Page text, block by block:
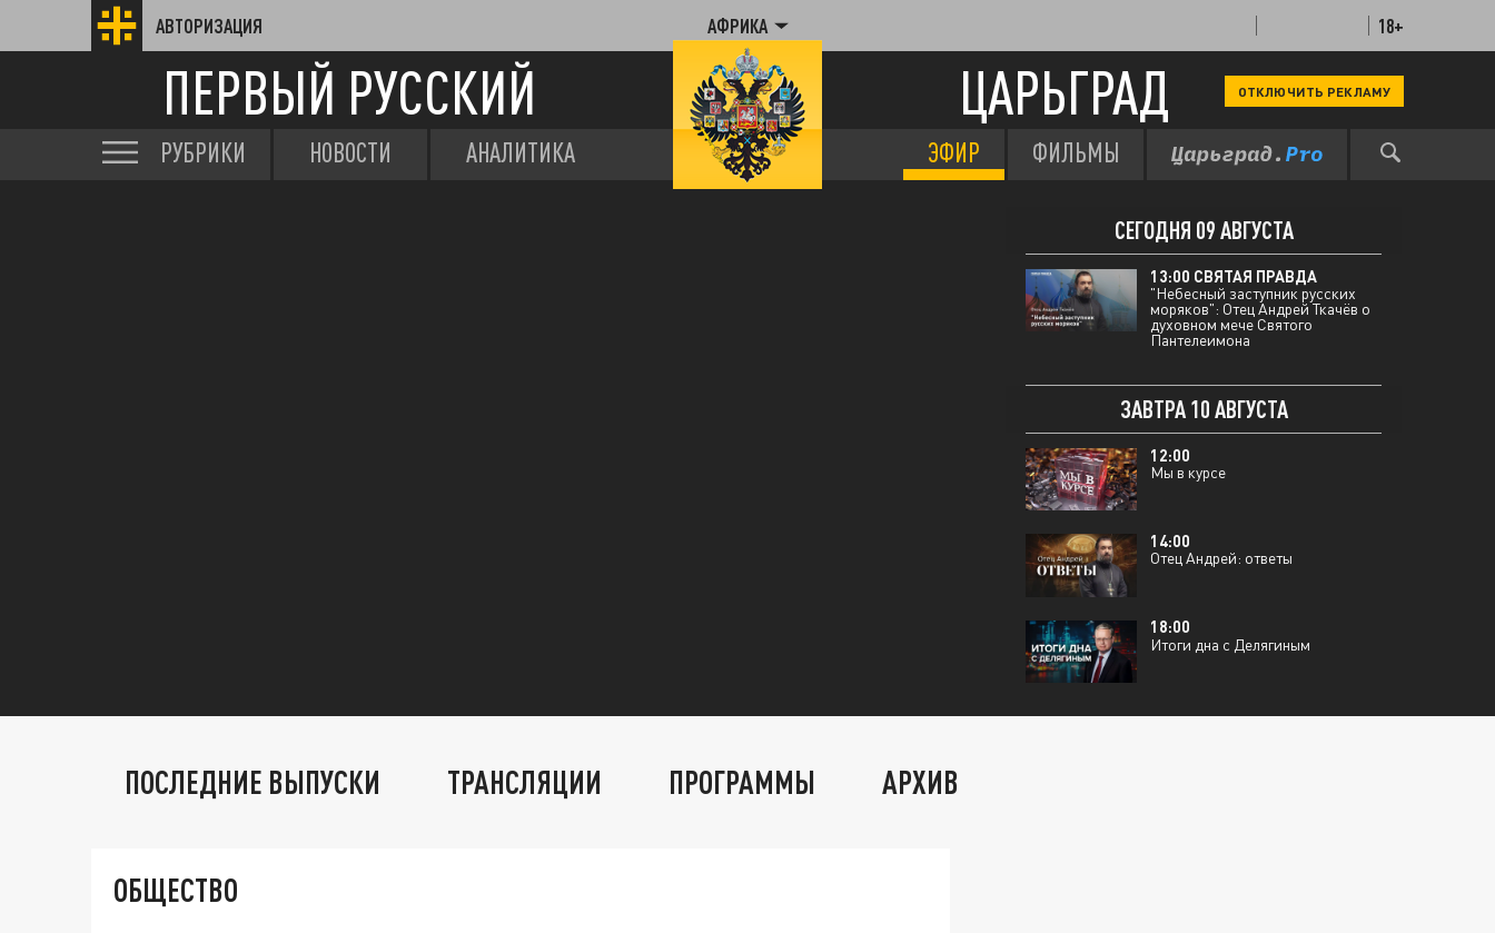
АВТОРИЗАЦИЯ АФРИКА 18+
ПЕРВЫЙ РУССКИЙ ЦАРЬГРАД ОТКЛЮЧИТЬ РЕКЛАМУ
РУБРИКИ НОВОСТИ АНАЛИТИКА ЭФИР ФИЛЬМЫ ВЧЕРА 08 АВГУСТА
13:00 СВЯТАЯ ПРАВДА
От "Человека дождя" до вечного
главном экзамене Дастина
Хоффмана
СЕГОДНЯ 09 АВГУСТА
13:00 СВЯТАЯ ПРАВДА
"Небесный заступник русских
моряков": Отец Андрей Ткачёв о
духовном мече Святого
Пантелеимона
ЗАВТРА 10 АВГУСТА
12:00
Мы в курсе
14:00
Отец Андрей: ответы
18:00
Итоги дна с Делягиным
ПОСЛЕДНИЕ ВЫПУСКИ ТРАНСЛЯЦИИ ПРОГРАММЫ АРХИВ
ОБЩЕСТВО